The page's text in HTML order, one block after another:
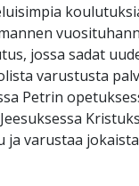
jossa sadat
varustusta
Petrin
ja varustaa